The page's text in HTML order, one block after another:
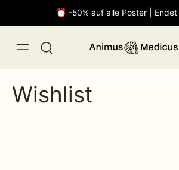
⏰ -50% auf alle Poster | Endet
Wishlist